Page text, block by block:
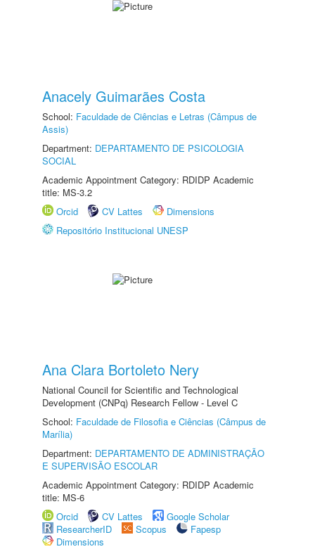
Anacely Guimarães Costa
School: Faculdade de Ciências e Letras (Câmpus de
Assis)
Department: DEPARTAMENTO DE PSICOLOGIA
SOCIAL
Academic Appointment Category: RDIDP Academic
title: MS-3.2
Orcid
CV Lattes
Dimensions
Repositório Institucional UNESP
Ana Clara Bortoleto Nery
National Council for Scientific and Technological
Development (CNPq) Research Fellow - Level C
School: Faculdade de Filosofia e Ciências (Câmpus de
Marília)
Department: DEPARTAMENTO DE ADMINISTRAÇÃO
E SUPERVISÃO ESCOLAR
Academic Appointment Category: RDIDP Academic
title: MS-6
Orcid
CV Lattes
Google Scholar
ResearcherID
Scopus
Fapesp
Dimensions